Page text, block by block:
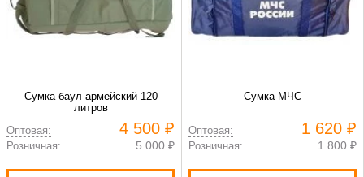
Сумка баул армейский 120
литров
Оптовая:
4 500 ₽
Розничная: 5 000 ₽
Сумка МЧС
Оптовая: 1 620 ₽
Розничная: 1 800 ₽